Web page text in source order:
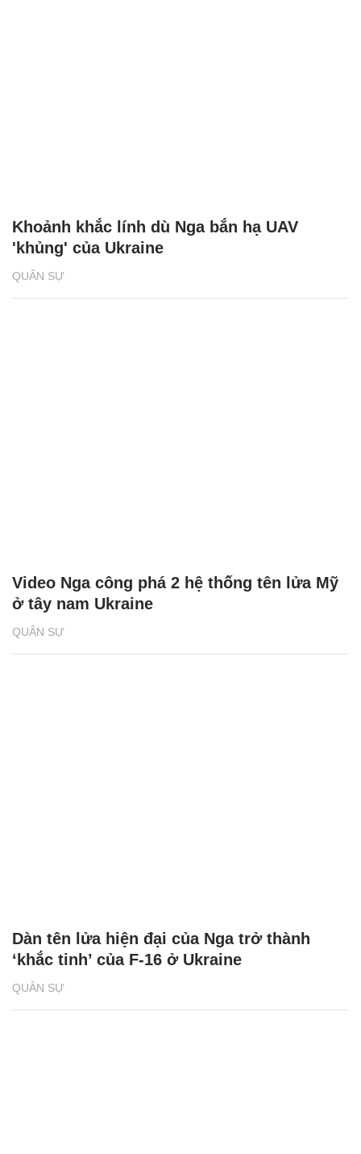
QUÂN SỰ
Khoảnh khắc lính dù Nga bắn hạ UAV
'khủng' của Ukraine
QUÂN SỰ
Video Nga công phá 2 hệ thống tên lửa Mỹ
ở tây nam Ukraine
QUÂN SỰ
Dàn tên lửa hiện đại của Nga trở thành
‘khắc tinh’ của F-16 ở Ukraine